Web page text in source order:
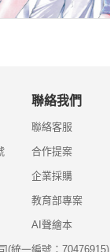
聯絡我們
聯絡客服
合作提案
企業採購
教育部專案
AI聲繪本
(統一編號：70476915)